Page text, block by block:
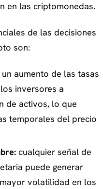
en las criptomonedas.
de las decisiones
son:
aumento de las tasas
inversores a
de activos, lo que
temporales del precio
cualquier señal de
puede generar
volatilidad en los